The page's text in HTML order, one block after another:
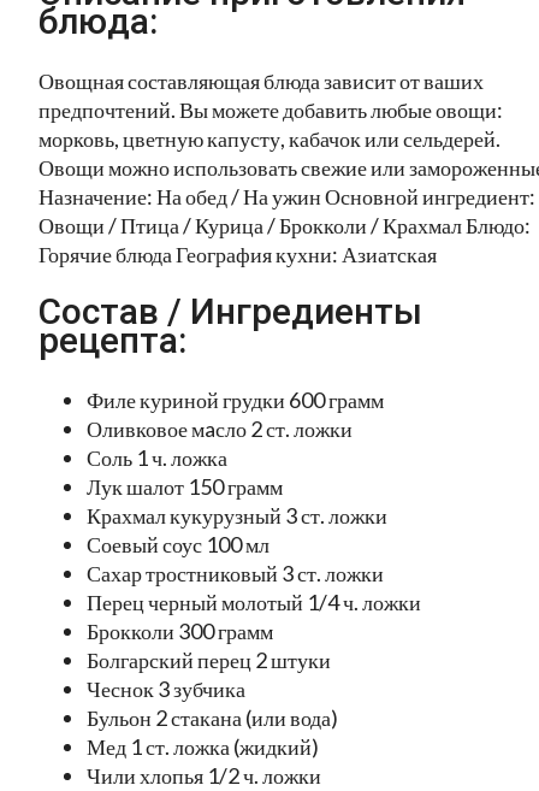
блюда:
Овощная составляющая блюда зависит от ваших
предпочтений. Вы можете добавить любые овощи:
морковь, цветную капусту, кабачок или сельдерей.
Овощи можно использовать свежие или
Назначение: На обед / На ужин Основной ингредиент:
Овощи / Птица / Курица / Брокколи / Крахмал Блюдо:
Горячие блюда География кухни: Азиатская
Состав / Ингредиенты
рецепта:
Филе куриной грудки 600 грамм
Оливковое мaсло 2 ст. ложки
Соль 1 ч. ложка
Лук шалот 150 грамм
Крахмал кукурузный 3 ст. ложки
Соевый соус 100 мл
Сахар тростниковый 3 ст. ложки
Перец черный молотый 1/4 ч. ложки
Брокколи 300 грамм
Болгарский перец 2 штуки
Чеснок 3 зубчика
Бульон 2 стакана (или вода)
Мед 1 ст. ложка (жидкий)
Чили хлопья 1/2 ч. ложки